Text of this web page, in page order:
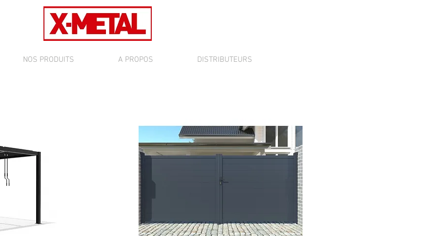
NOS PRODUITS A PROPOS DISTRIBUTEURS